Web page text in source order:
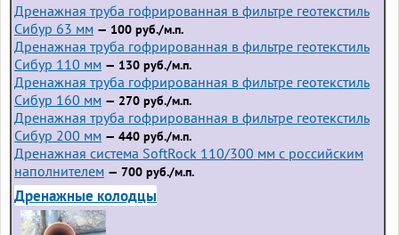
Дренажная труба гофрированная в фильтре геотекстиль
Сибур 63 мм — 100 руб./м.п.
Дренажная труба гофрированная в фильтре геотекстиль
Сибур 110 мм — 130 руб./м.п.
Дренажная труба гофрированная в фильтре геотекстиль
Сибур 160 мм — 270 руб./м.п.
Дренажная труба гофрированная в фильтре геотекстиль
Сибур 200 мм — 440 руб./м.п.
Дренажная система SoftRock 110/300 мм с российским
наполнителем — 700 руб./м.п.
Дренажные колодцы